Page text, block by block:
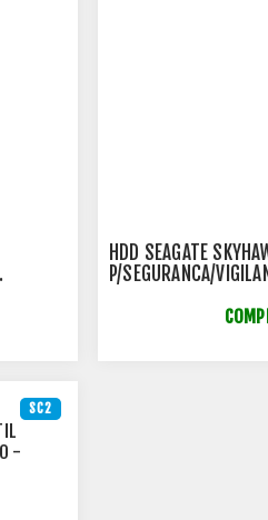
HDD SEAGATE
P/SEGURANCA/
SC2